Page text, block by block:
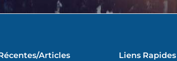
articles
Liens Rapides